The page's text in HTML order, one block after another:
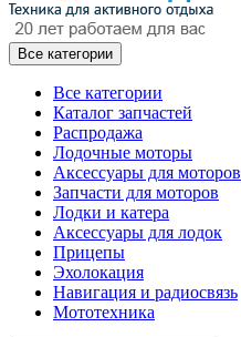
Все категории
Все категории
Каталог запчастей
Распродажа
Лодочные моторы
Аксессуары для моторов
Запчасти для моторов
Лодки и катера
Аксессуары для лодок
Прицепы
Эхолокация
Навигация и радиосвязь
Мототехника